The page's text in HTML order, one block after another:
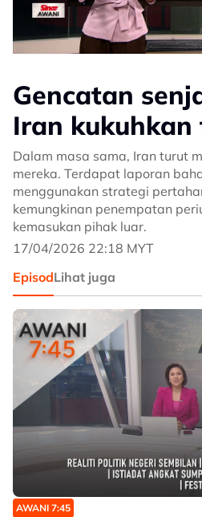
Gencatan
Iran
Dalam masa sama, Iran turut
mereka. Terdapat laporan
menggunakan strategi
kemungkinan penempatan
kemasukan pihak luar.
17/04/2026 22:18 MYT
EpisodLihat juga
AWANI 7:45